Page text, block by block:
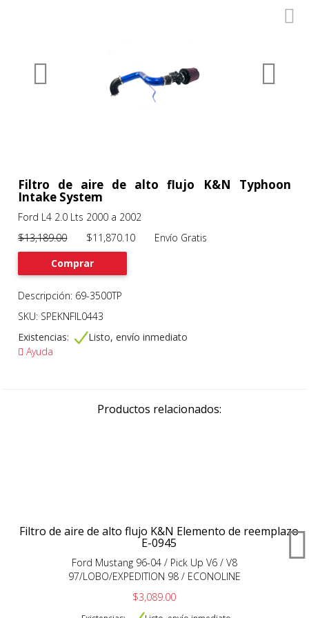
About
Previous
Filtro de aire de alto flujo K&N Typhoon
Intake System
Ford L4 2.0 Lts 2000 a 2002
$13,189.00$11,870.10 Envío Gratis
Comprar
Descripción: 69-3500TP
SKU: SPEKNFIL0443
Existencias:
Listo, envío inmediato
Ayuda
Productos relacionados:
Filtro de aire de alto flujo K&N Elemento de reemplazo
E-0945
Ford Mustang 96-04 / Pick Up V6 / V8
97/LOBO/EXPEDITION 98 / ECONOLINE
$3,089.00